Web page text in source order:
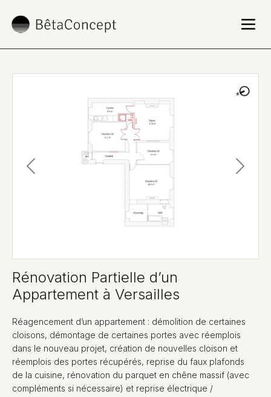
Previous Next
Rénovation Partielle d’un
Appartement à Versailles
Réagencement d’un appartement : démolition de certaines
cloisons, démontage de certaines portes avec réemplois
dans le nouveau projet, création de nouvelles cloison et
réemplois des portes récupérés, reprise du faux plafonds
de la cuisine, rénovation du parquet en chêne massif (avec
compléments si nécessaire) et reprise électrique /